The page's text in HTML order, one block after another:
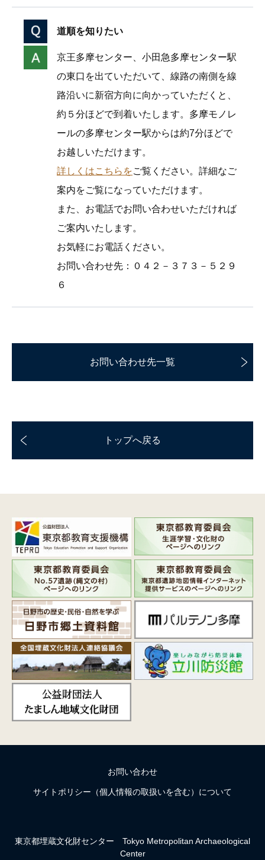
道順を知りたい
京王多摩センター、小田急多摩センター駅
の東口を出ていただいて、線路の南側を線
路沿いに新宿方向に向かっていただくと、
約５分ほどで到着いたします。多摩モノレ
ールの多摩センター駅からは約7分ほどで
お越しいただけます。
詳しくはこちらをご覧ください。詳細なご
案内をご覧になっていただけます。
また、お電話でお問い合わせいただければ
ご案内いたします。
お気軽にお電話ください。
お問い合わせ先：０４２－３７３－５２９
６
お問い合わせ先一覧
トップへ戻る
お問い合わせ
サイトポリシー（個人情報の取扱いを含む）について
東京都埋蔵文化財センター Tokyo Metropolitan Archaeological
Center